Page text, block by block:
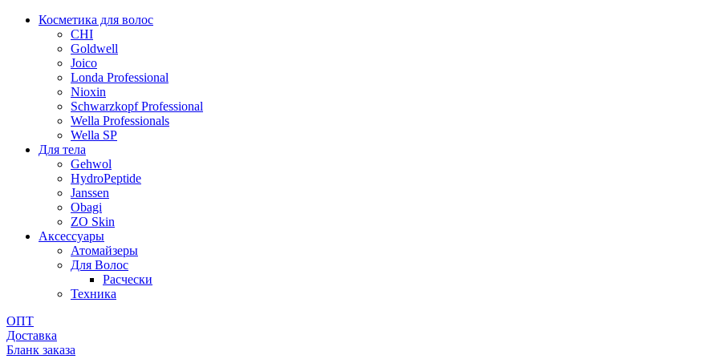
Косметика для волос
CHI
Goldwell
Joico
Londa Professional
Nioxin
Schwarzkopf Professional
Wella Professionals
Wella SP
Для тела
Gehwol
HydroPeptide
Janssen
Obagi
ZO Skin
Aксессуары
Атомайзеры
Для Волос
Расчески
Техника
ОПТ
Доставка
Бланк заказа